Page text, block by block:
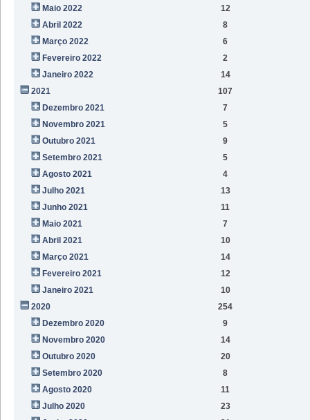
Maio 2022
12
Abril 2022
8
Março 2022
6
Fevereiro 2022
2
Janeiro 2022
14
2021
107
Dezembro 2021
7
Novembro 2021
5
Outubro 2021
9
Setembro 2021
5
Agosto 2021
4
Julho 2021
13
Junho 2021
11
Maio 2021
7
Abril 2021
10
Março 2021
14
Fevereiro 2021
12
Janeiro 2021
10
2020
254
Dezembro 2020
9
Novembro 2020
14
Outubro 2020
20
Setembro 2020
8
Agosto 2020
11
Julho 2020
23